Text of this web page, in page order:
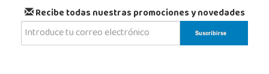
Recibe todas nuestras promociones y novedades